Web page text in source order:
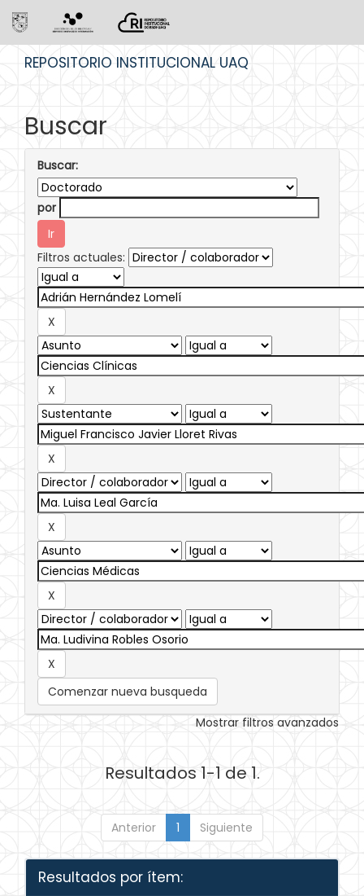
REPOSITORIO INSTITUCIONAL UAQ
Buscar
Buscar:
por
Filtros actuales:
Comenzar nueva busqueda
Mostrar filtros avanzados
Resultados 1-1 de 1.
Anterior 1 Siguiente
Resultados por ítem: